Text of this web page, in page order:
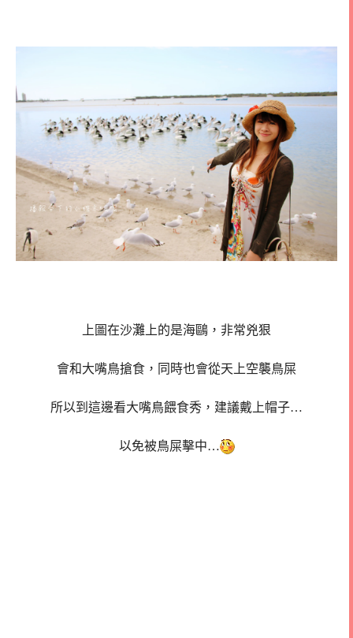
上圖在沙灘上的是海鷗，非常兇狠
會和大嘴鳥搶食，同時也會從天上空襲鳥屎
所以到這邊看大嘴鳥餵食秀，建議戴上帽子…
以免被鳥屎擊中…